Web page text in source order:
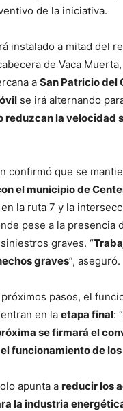
de la iniciativa.
instalado a mitad del
de Vaca
a San Patricio del
se irá alternando
reduzcan la velocidad
confirmó que se
el municipio de
la ruta 7 y la
pese a la presencia
graves. “
graves”, aseguró.
pasos, el
en la etapa final: “
se firmará el
funcionamiento de
apunta a reducir los
la industria